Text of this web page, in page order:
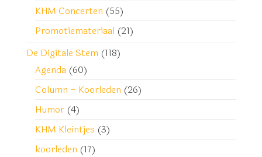
KHM Concerten (55)
Promotiemateriaal (21)
De Digitale Stem (118)
Agenda (60)
Column – Koorleden (26)
Humor (4)
KHM Kleintjes (3)
koorleden (17)